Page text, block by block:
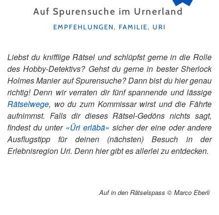
Auf Spurensuche im Urnerland
KATEGORIEN
EMPFEHLUNGEN, FAMILIE, URI
Liebst du knifflige Rätsel und schlüpfst gerne in die Rolle
des Hobby-Detektivs? Gehst du gerne in bester Sherlock
Holmes Manier auf Spurensuche? Dann bist du hier genau
richtig! Denn wir verraten dir fünf spannende und lässige
Rätselwege, wo du zum Kommissar wirst und die Fährte
aufnimmst. Falls dir dieses Rätsel-Gedöns nichts sagt,
findest du unter «Üri erläbä» sicher der eine oder andere
Ausflugstipp für deinen (nächsten) Besuch in der
Erlebnisregion Uri. Denn hier gibt es allerlei zu entdecken.
Auf in den Rätselspass © Marco Eberli